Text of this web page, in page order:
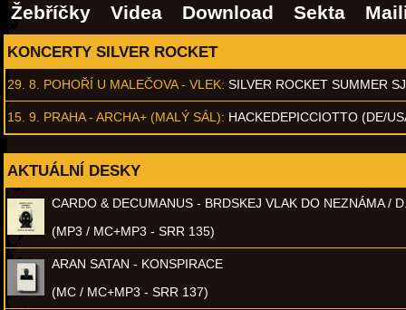
Žebříčky
Videa Download Sekta
KONCERTY SILVER ROCKET
29. 8. POHOŘÍ U MALEČOVA - VLEK: SILVER ROCKET SUMMER
15. 9. PRAHA - ARCHA+ (MALÝ SÁL): HACKEDEPICCIOTTO (DE/
AKTUÁLNÍ DESKY
CARDO & DECUMANUS - BRDSKEJ VLAK DO NEZNÁMA /
(MP3 / MC+MP3 - SRR 135)
ARAN SATAN - KONSPIRACE
(MC / MC+MP3 - SRR 137)